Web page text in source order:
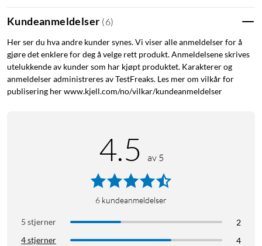
Kundeanmeldelser (6)
Her ser du hva andre kunder synes. Vi viser alle anmeldelser for å
gjøre det enklere for deg å velge rett produkt. Anmeldelsene skrives
utelukkende av kunder som har kjøpt produktet. Karakterer og
anmeldelser administreres av TestFreaks. Les mer om vilkår for
publisering her www.kjell.com/no/vilkar/kundeanmeldelser
4.5 av 5
6 kundeanmeldelser
5 stjerner
2
4 stjerner
4